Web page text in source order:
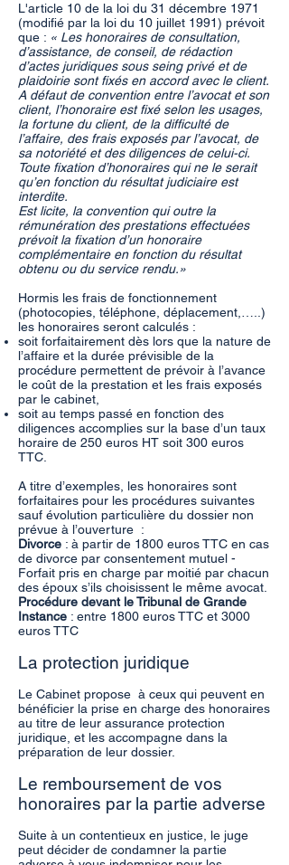
L'article 10 de la loi du 31 décembre 1971
(modifié par la loi du 10 juillet 1991) prévoit
que : « Les honoraires de consultation,
d’assistance, de conseil, de rédaction
d’actes juridiques sous seing privé et de
plaidoirie sont fixés en accord avec le client.
A défaut de convention entre l’avocat et son
client, l’honoraire est fixé selon les usages,
la fortune du client, de la difficulté de
l’affaire, des frais exposés par l’avocat, de
sa notoriété et des diligences de celui-ci.
Toute fixation d’honoraires qui ne le serait
qu’en fonction du résultat judiciaire est
interdite.
Est licite, la convention qui outre la
rémunération des prestations effectuées
prévoit la fixation d’un honoraire
complémentaire en fonction du résultat
obtenu ou du service rendu.»
Hormis les frais de fonctionnement
(photocopies, téléphone, déplacement,…..)
les honoraires seront calculés :
soit forfaitairement dès lors que la nature de
l’affaire et la durée prévisible de la
procédure permettent de prévoir à l’avance
le coût de la prestation et les frais exposés
par le cabinet,
soit au temps passé en fonction des
diligences accomplies sur la base d’un taux
horaire de 250 euros HT soit 300 euros
TTC.
A titre d’exemples, les honoraires sont
forfaitaires pour les procédures suivantes
sauf évolution particulière du dossier non
prévue à l’ouverture :
Divorce : à partir de 1800 euros TTC en cas
de divorce par consentement mutuel -
Forfait pris en charge par moitié par chacun
des époux s’ils choisissent le même avocat.
Procédure devant le Tribunal de Grande
Instance : entre 1800 euros TTC et 3000
euros TTC
La protection juridique
Le Cabinet propose à ceux qui peuvent en
bénéficier la prise en charge des honoraires
au titre de leur assurance protection
juridique, et les accompagne dans la
préparation de leur dossier.
Le remboursement de vos
honoraires par la partie adverse
Suite à un contentieux en justice, le juge
peut décider de condamner la partie